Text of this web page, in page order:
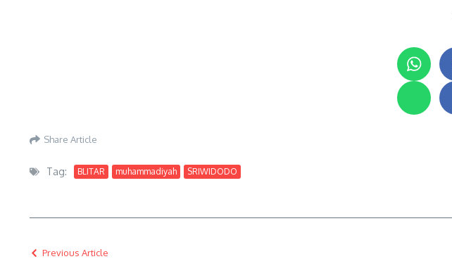
Share Article
Tag: BLITAR muhammadiyah SRIWIDODO
Previous Article